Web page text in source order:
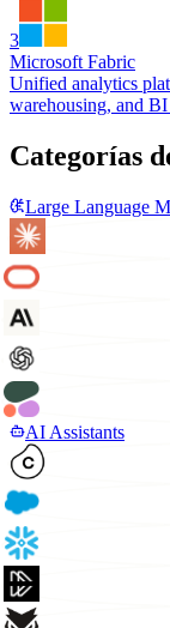
3
Microsoft Fabric
Unified analytics
warehousing, and
Categorías
Large Language
AI Assistants